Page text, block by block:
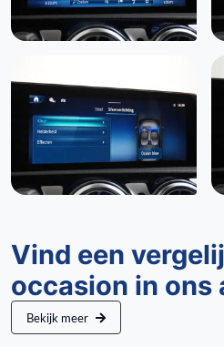
Vind een
occasion in ons
Bekijk meer